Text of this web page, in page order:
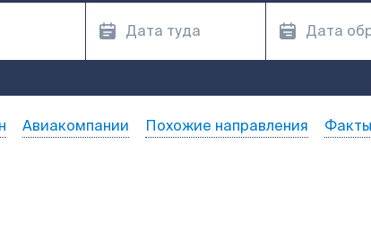
Авиакомпании Похожие направления